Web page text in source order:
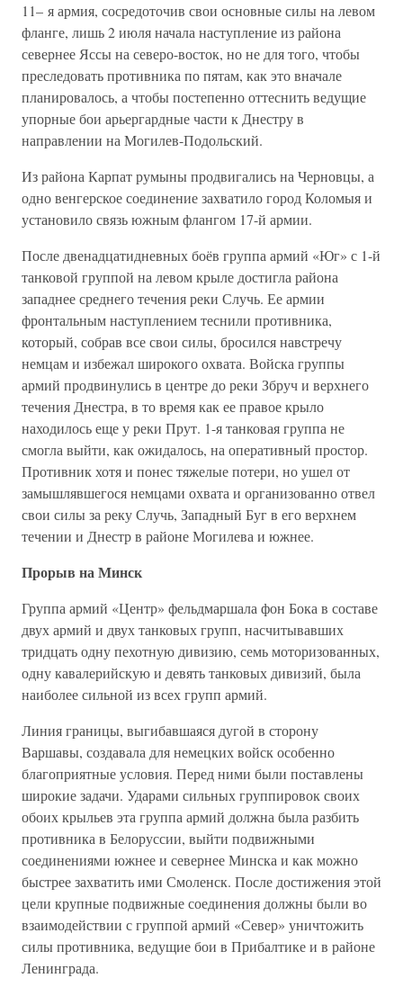
11– я армия, сосредоточив свои основные силы на левом
фланге, лишь 2 июля начала наступление из района
севернее Яссы на северо-восток, но не для того, чтобы
преследовать противника по пятам, как это вначале
планировалось, а чтобы постепенно оттеснить ведущие
упорные бои арьергардные части к Днестру в
направлении на Могилев-Подольский.
Из района Карпат румыны продвигались на Черновцы, а
одно венгерское соединение захватило город Коломыя и
установило связь южным флангом 17-й армии.
После двенадцатидневных боёв группа армий «Юг» с 1-й
танковой группой на левом крыле достигла района
западнее среднего течения реки Случь. Ее армии
фронтальным наступлением теснили противника,
который, собрав все свои силы, бросился навстречу
немцам и избежал широкого охвата. Войска группы
армий продвинулись в центре до реки Збруч и верхнего
течения Днестра, в то время как ее правое крыло
находилось еще у реки Прут. 1-я танковая группа не
смогла выйти, как ожидалось, на оперативный простор.
Противник хотя и понес тяжелые потери, но ушел от
замышлявшегося немцами охвата и организованно отвел
свои силы за реку Случь, Западный Буг в его верхнем
течении и Днестр в районе Могилева и южнее.
Прорыв на Минск
Группа армий «Центр» фельдмаршала фон Бока в составе
двух армий и двух танковых групп, насчитывавших
тридцать одну пехотную дивизию, семь моторизованных,
одну кавалерийскую и девять танковых дивизий, была
наиболее сильной из всех групп армий.
Линия границы, выгибавшаяся дугой в сторону
Варшавы, создавала для немецких войск особенно
благоприятные условия. Перед ними были поставлены
широкие задачи. Ударами сильных группировок своих
обоих крыльев эта группа армий должна была разбить
противника в Белоруссии, выйти подвижными
соединениями южнее и севернее Минска и как можно
быстрее захватить ими Смоленск. После достижения этой
цели крупные подвижные соединения должны были во
взаимодействии с группой армий «Север» уничтожить
силы противника, ведущие бои в Прибалтике и в районе
Ленинграда.